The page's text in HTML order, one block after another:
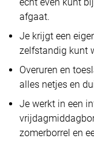
afgaat.
Je krijgt een
zelfstandig kunt
Overuren en
alles netjes en
Je werkt in een
zomerborrel en